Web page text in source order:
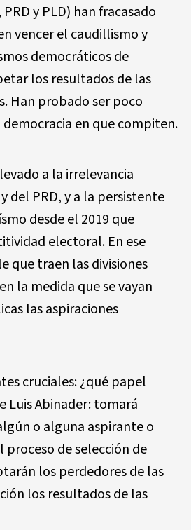
y PLD) han fracasado
vencer el caudillismo y
democráticos de
los resultados de las
Han probado ser poco
en que compiten.
a la irrelevancia
del PRD, y a la persistente
desde el 2019 que
electoral. En ese
que traen las divisiones
la medida que se vayan
las aspiraciones
cruciales: ¿qué papel
Luis Abinader: tomará
o alguna aspirante o
de selección de
los perdedores de las
los resultados de las